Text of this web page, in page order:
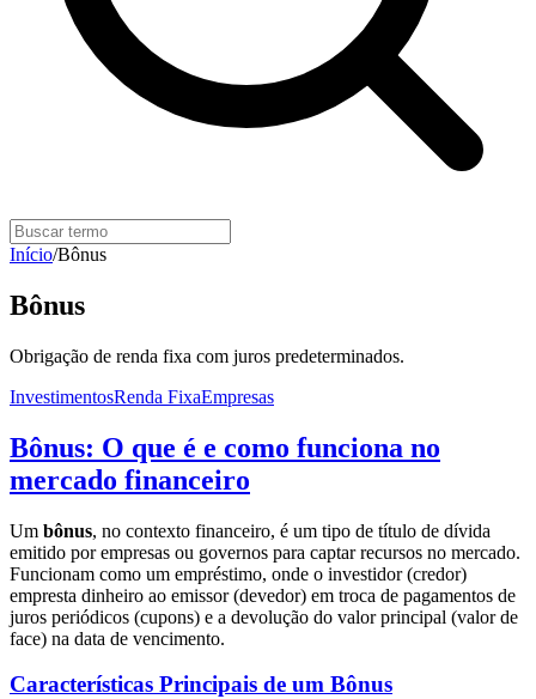
Início/Bônus
Bônus
Obrigação de renda fixa com juros predeterminados.
InvestimentosRenda FixaEmpresas
Bônus: O que é e como funciona no
mercado financeiro
Um bônus, no contexto financeiro, é um tipo de título de dívida
emitido por empresas ou governos para captar recursos no mercado.
Funcionam como um empréstimo, onde o investidor (credor)
empresta dinheiro ao emissor (devedor) em troca de pagamentos de
juros periódicos (cupons) e a devolução do valor principal (valor de
face) na data de vencimento.
Características Principais de um Bônus